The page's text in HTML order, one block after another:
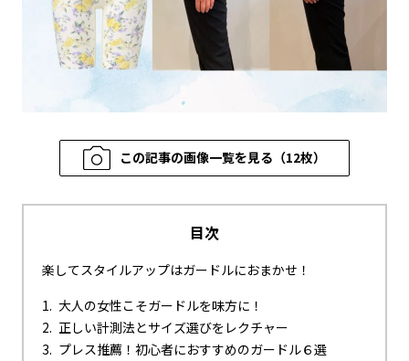
この記事の画像一覧を見る（12枚）
目次
楽してスタイルアップはガードルにおまかせ！
大人の女性こそガードルを味方に！
正しい計測法とサイズ選びをレクチャー
プレス推薦！初心者におすすめのガードル６選